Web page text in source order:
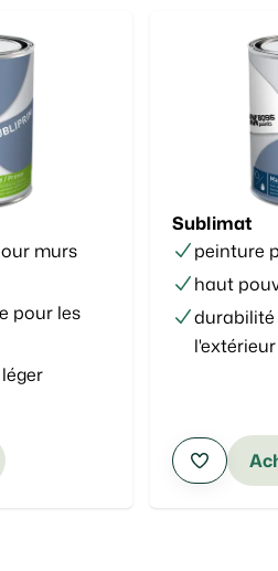
murs
pour les
Sublimat
peinture
haut
durabilité
l'extérieur